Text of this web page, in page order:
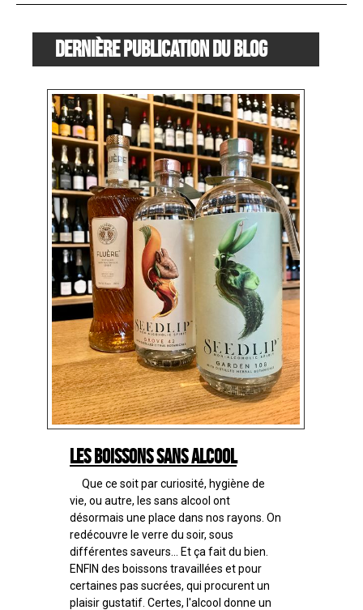
Dernière publication du blog
Les boissons sans alcool
Que ce soit par curiosité, hygiène de
vie, ou autre, les sans alcool ont
désormais une place dans nos rayons. On
redécouvre le verre du soir, sous
différentes saveurs... Et ça fait du bien.
ENFIN des boissons travaillées et pour
certaines pas sucrées, qui procurent un
plaisir gustatif. Certes, l'alcool donne un